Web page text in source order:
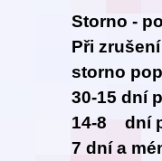
Storno -
Při
storno
30-15
14-8 dní
7 dní